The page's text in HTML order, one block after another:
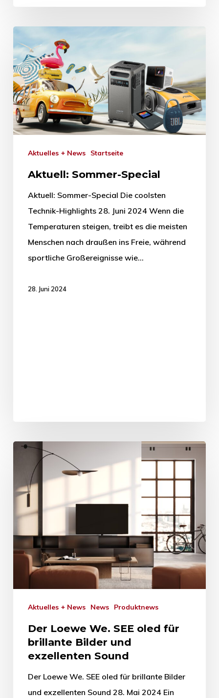
Aktuelles + News Startseite
Aktuell: Sommer-Special
Aktuell: Sommer-Special Die coolsten
Technik-Highlights 28. Juni 2024 Wenn die
Temperaturen steigen, treibt es die meisten
Menschen nach draußen ins Freie, während
sportliche Großereignisse wie…
28. Juni 2024
Aktuelles + News News Produktnews
Der Loewe We. SEE oled für
brillante Bilder und
exzellenten Sound
Der Loewe We. SEE oled für brillante Bilder
und exzellenten Sound 28. Mai 2024 Ein